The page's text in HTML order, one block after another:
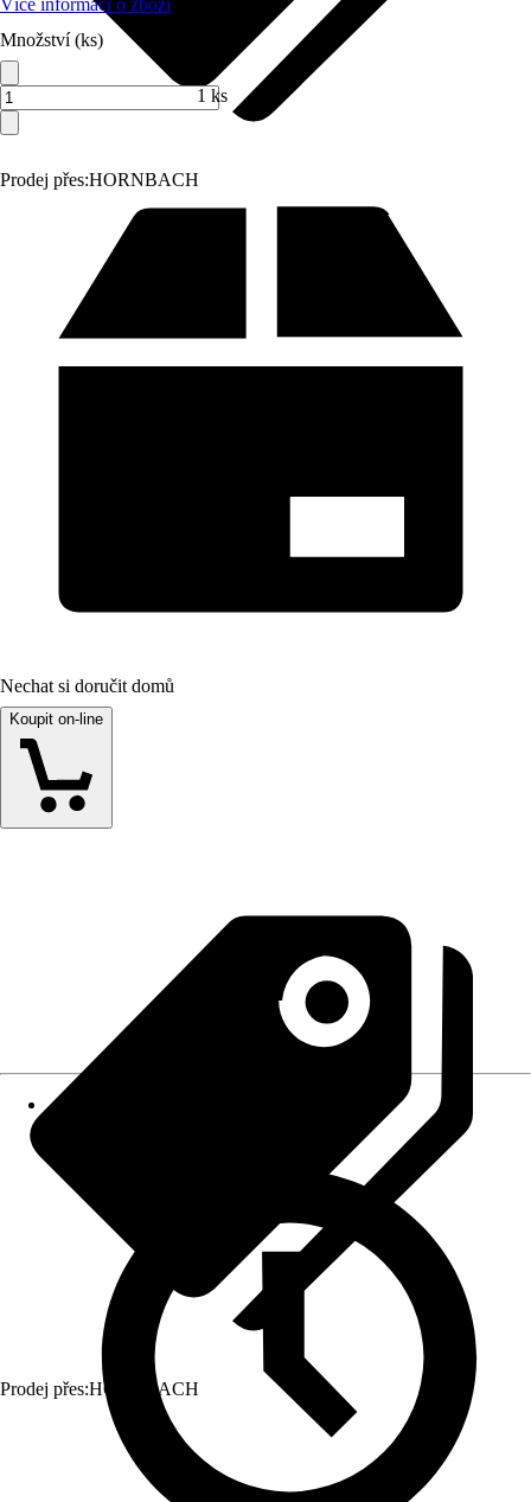
Prodej přes:HORNBACH
Více informací o zboží
Množství (ks)
1 ks
Nechat si doručit domů
Koupit on-line
Prodej přes:HORNBACH